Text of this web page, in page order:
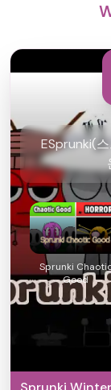
ESprunki(
Sprunki
Good